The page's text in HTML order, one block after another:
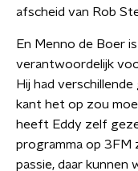
afscheid van Rob
En Menno de Boer
verantwoordelijk
Hij had
kant het op zou
heeft Eddy zelf
programma op 3FM
passie, daar kunnen